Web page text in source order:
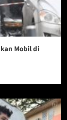
Mobil di